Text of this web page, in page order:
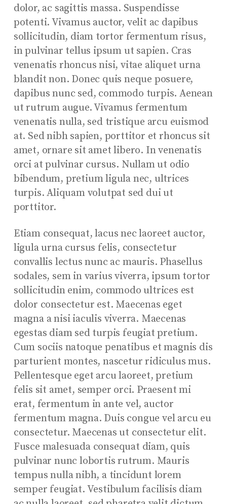
dolor, ac sagittis massa. Suspendisse
potenti. Vivamus auctor, velit ac dapibus
sollicitudin, diam tortor fermentum risus,
in pulvinar tellus ipsum ut sapien. Cras
venenatis rhoncus nisi, vitae aliquet urna
blandit non. Donec quis neque posuere,
dapibus nunc sed, commodo turpis. Aenean
ut rutrum augue. Vivamus fermentum
venenatis nulla, sed tristique arcu euismod
at. Sed nibh sapien, porttitor et rhoncus sit
amet, ornare sit amet libero. In venenatis
orci at pulvinar cursus. Nullam ut odio
bibendum, pretium ligula nec, ultrices
turpis. Aliquam volutpat sed dui ut
porttitor.
Etiam consequat, lacus nec laoreet auctor,
ligula urna cursus felis, consectetur
convallis lectus nunc ac mauris. Phasellus
sodales, sem in varius viverra, ipsum tortor
sollicitudin enim, commodo ultrices est
dolor consectetur est. Maecenas eget
magna a nisi iaculis viverra. Maecenas
egestas diam sed turpis feugiat pretium.
Cum sociis natoque penatibus et magnis dis
parturient montes, nascetur ridiculus mus.
Pellentesque eget arcu laoreet, pretium
felis sit amet, semper orci. Praesent mi
erat, fermentum in ante vel, auctor
fermentum magna. Duis congue vel arcu eu
consectetur. Maecenas ut consectetur elit.
Fusce malesuada consequat diam, quis
pulvinar nunc lobortis rutrum. Mauris
tempus nulla nibh, a tincidunt lorem
semper feugiat. Vestibulum facilisis diam